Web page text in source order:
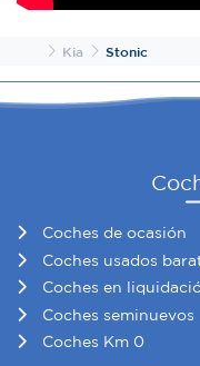
InicioKia Stonic
Coches de ocasión
Coches usados
Coches en
Coches seminuevos
Coches Km 0